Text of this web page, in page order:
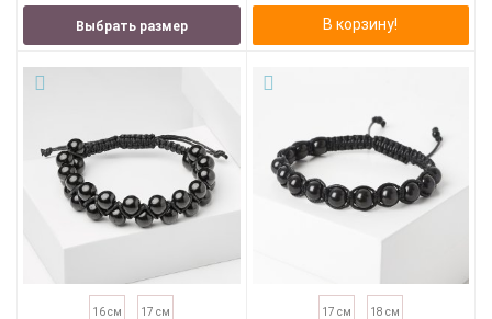
Выбрать размер В корзину!
16 см 17 см 17 см 18 см